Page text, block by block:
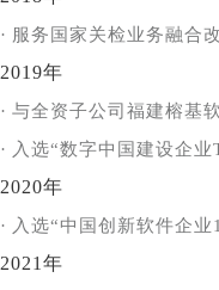
· 服务国家关检业务融合
2019年
· 与全资子公司 福建榕基
· 入选“数字中国建设企业
2020年
· 入选“中国创新软件企业
2021年